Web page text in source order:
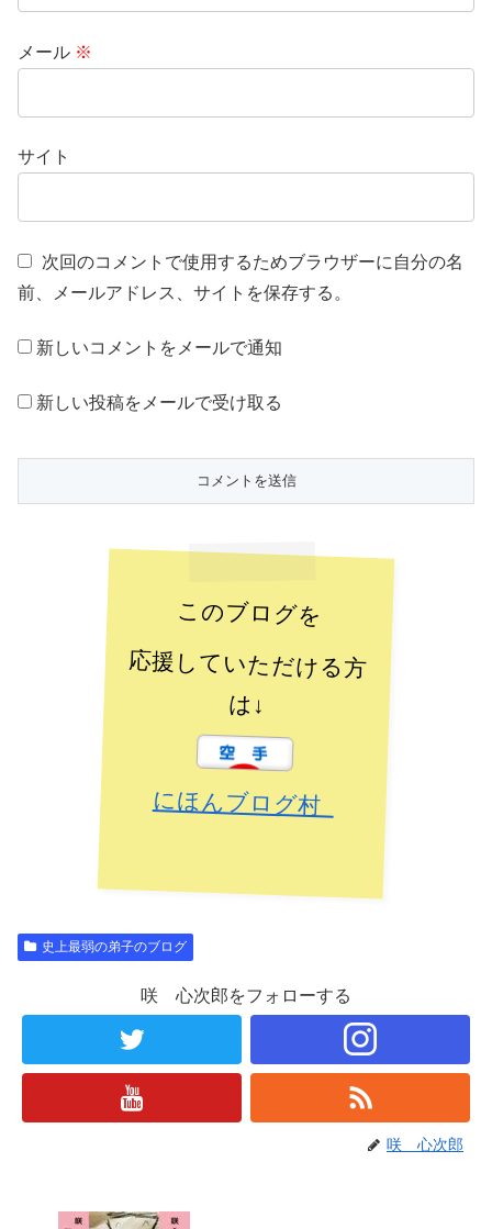
メール ※
サイト
次回のコメントで使用するためブラウザーに自分の名
前、メールアドレス、サイトを保存する。
新しいコメントをメールで通知
新しい投稿をメールで受け取る
このブログを
応援していただける方
は↓
にほんブログ村
史上最弱の弟子のブログ
咲 心次郎をフォローする
咲 心次郎